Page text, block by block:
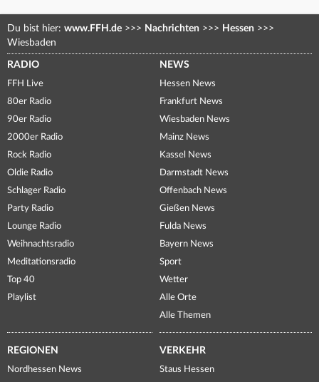
Du bist hier: www.FFH.de >>> Nachrichten >>> Hessen >>>
Wiesbaden
RADIO
FFH Live
80er Radio
90er Radio
2000er Radio
Rock Radio
Oldie Radio
Schlager Radio
Party Radio
Lounge Radio
Weihnachtsradio
Meditationsradio
Top 40
Playlist
NEWS
Hessen News
Frankfurt News
Wiesbaden News
Mainz News
Kassel News
Darmstadt News
Offenbach News
Gießen News
Fulda News
Bayern News
Sport
Wetter
Alle Orte
Alle Themen
REGIONEN
Nordhessen News
VERKEHR
Staus Hessen